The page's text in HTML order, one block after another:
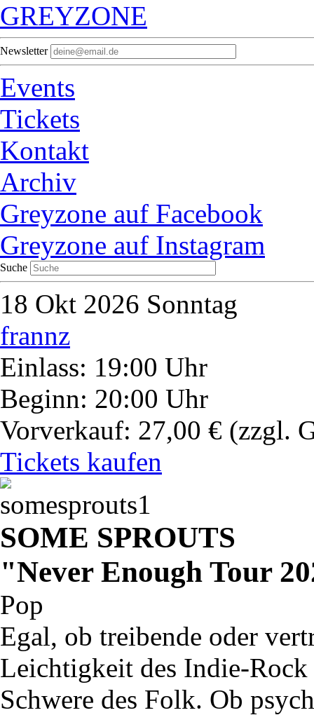
GREYZONE
Newsletter
Events
Tickets
Kontakt
Archiv
Greyzone auf Facebook
Greyzone auf Instagram
Suche
18 Okt 2026 Sonntag
frannz
Einlass: 19:00 Uhr
Beginn: 20:00 Uhr
Vorverkauf: 27,00 € (zzgl.
Tickets kaufen
SOME SPROUTS
"Never Enough Tour
Pop
Egal, ob treibende oder
Leichtigkeit des Indie-
Schwere des Folk. Ob